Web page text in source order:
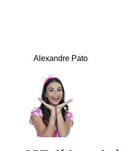
Alexandre Pato